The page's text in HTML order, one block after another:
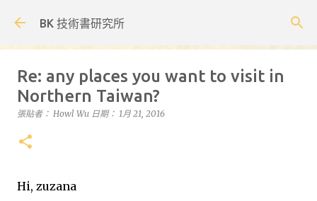
BK 技術書研究所
Re: any places you want to visit in
Northern Taiwan?
張貼者： Howl Wu 日期： 1月 21, 2016
Hi, zuzana